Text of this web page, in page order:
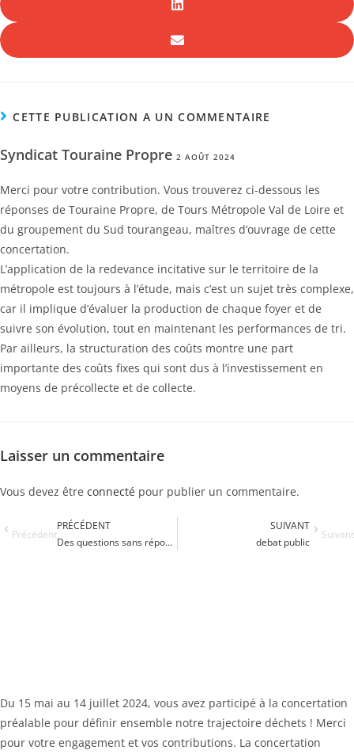
CETTE PUBLICATION A UN COMMENTAIRE
Syndicat Touraine Propre 2 AOÛT 2024
Merci pour votre contribution. Vous trouverez ci-dessous les
réponses de Touraine Propre, de Tours Métropole Val de Loire et
du groupement du Sud tourangeau, maîtres d’ouvrage de cette
concertation.
L’application de la redevance incitative sur le territoire de la
métropole est toujours à l’étude, mais c’est un sujet très complexe,
car il implique d’évaluer la production de chaque foyer et de
suivre son évolution, tout en maintenant les performances de tri.
Par ailleurs, la structuration des coûts montre une part
importante des coûts fixes qui sont dus à l’investissement en
moyens de précollecte et de collecte.
Laisser un commentaire
Vous devez être connecté pour publier un commentaire.
Précédent
PRÉCÉDENT
Des questions sans réponses après la réunion publique du 11 juillet à Chinon
SUIVANT
debat public
Suivant
Du 15 mai au 14 juillet 2024, vous avez participé à la concertation
préalable pour définir ensemble notre trajectoire déchets ! Merci
pour votre engagement et vos contributions. La concertation